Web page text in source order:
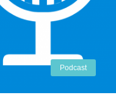
Podcast